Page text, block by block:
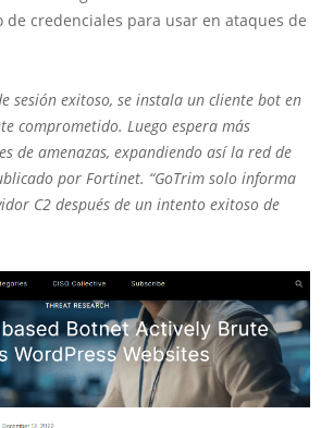
credenciales para usar en ataques de
sesión exitoso, se instala un cliente bot en
comprometido. Luego espera más
de amenazas, expandiendo así la red de
por Fortinet. “GoTrim solo informa
C2 después de un intento exitoso de